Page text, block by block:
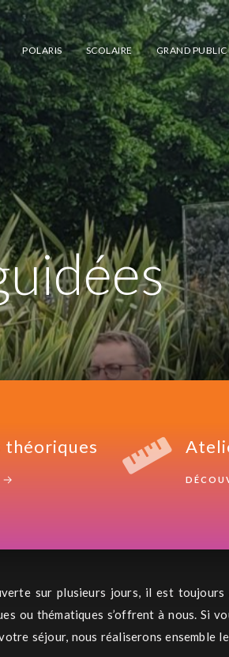
POLARIS SCOLAIRE GRAND PUBLIC
sur plusieurs jours, il est
ou thématiques s’offrent à nous. Si
séjour, nous réaliserons